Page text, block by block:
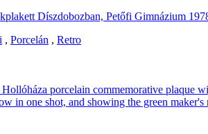
Díszdobozban, Petőfi Gimnázium
, Porcelán , Retro